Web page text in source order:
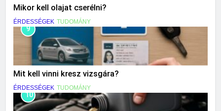
Mikor kell olajat cserélni?
ÉRDESSÉGEK TUDOMÁNY
9
Mit kell vinni kresz vizsgára?
ÉRDESSÉGEK TUDOMÁNY
10